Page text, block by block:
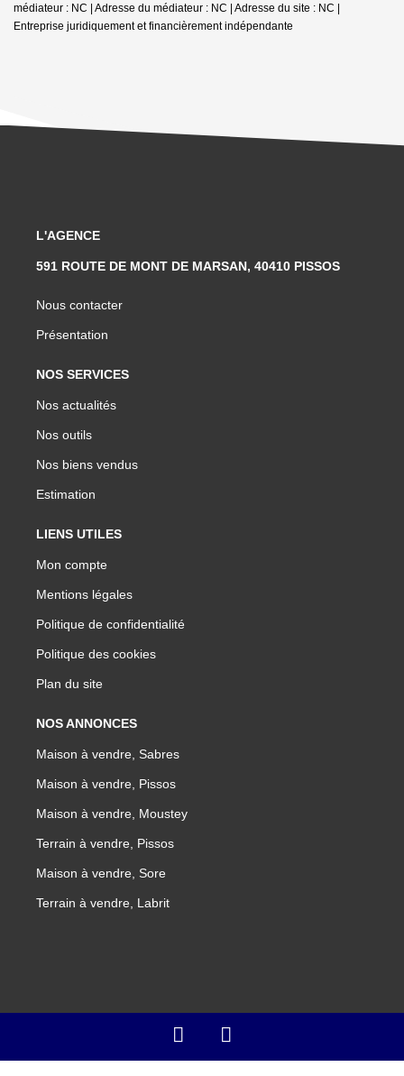
médiateur : NC | Adresse du médiateur : NC | Adresse du site : NC |
Entreprise juridiquement et financièrement indépendante
L'AGENCE
591 ROUTE DE MONT DE MARSAN, 40410 PISSOS
Nous contacter
Présentation
NOS SERVICES
Nos actualités
Nos outils
Nos biens vendus
Estimation
LIENS UTILES
Mon compte
Mentions légales
Politique de confidentialité
Politique des cookies
Plan du site
NOS ANNONCES
Maison à vendre, Sabres
Maison à vendre, Pissos
Maison à vendre, Moustey
Terrain à vendre, Pissos
Maison à vendre, Sore
Terrain à vendre, Labrit